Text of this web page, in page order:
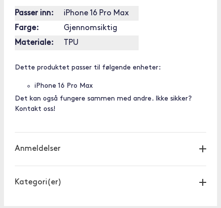
Passer inn:
iPhone 16 Pro Max
Farge:
Gjennomsiktig
Materiale:
TPU
Dette produktet passer til følgende enheter:
iPhone 16 Pro Max
Det kan også fungere sammen med andre. Ikke sikker?
Kontakt oss!
Anmeldelser
Kategori(er)